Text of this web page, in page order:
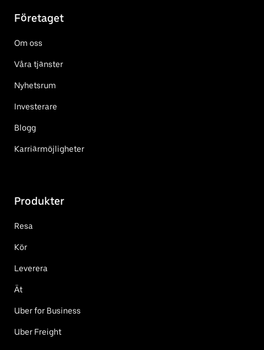
Företaget
Om oss
Våra tjänster
Nyhetsrum
Investerare
Blogg
Karriärmöjligheter
Produkter
Resa
Kör
Leverera
Ät
Uber for Business
Uber Freight